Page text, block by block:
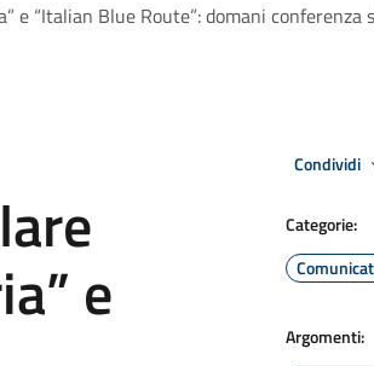
e “Italian Blue Route”: domani
e
Condividi
Categorie:
Argomenti: